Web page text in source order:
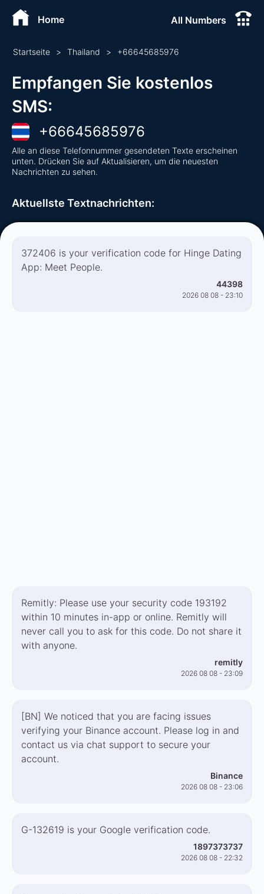
Home All Numbers
Startseite > Thailand > +66645685976
Empfangen Sie kostenlos
SMS:
+66645685976
Alle an diese Telefonnummer gesendeten Texte erscheinen
unten. Drücken Sie auf Aktualisieren, um die neuesten
Nachrichten zu sehen.
Aktuellste Textnachrichten:
372406 is your verification code for Hinge Dating
App: Meet People.
44398
2026 08 08 - 23:10
Remitly: Please use your security code 193192
within 10 minutes in-app or online. Remitly will
never call you to ask for this code. Do not share it
with anyone.
remitly
2026 08 08 - 23:09
[BN] We noticed that you are facing issues
verifying your Binance account. Please log in and
contact us via chat support to secure your
account.
Binance
2026 08 08 - 23:06
G-132619 is your Google verification code.
1897373737
2026 08 08 - 22:32